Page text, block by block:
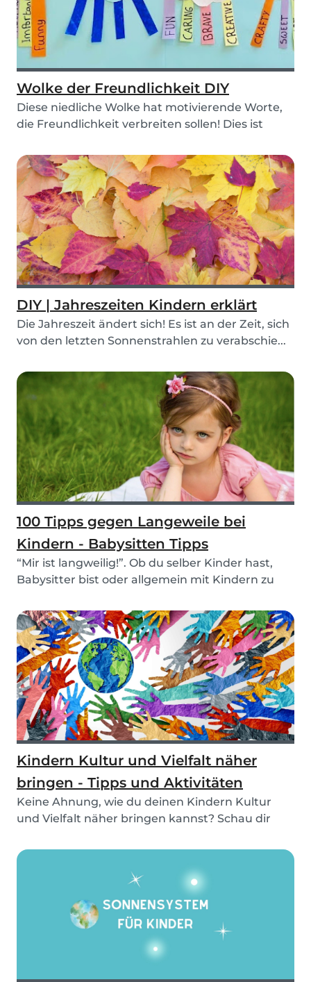
Wolke der Freundlichkeit DIY
Diese niedliche Wolke hat motivierende Worte,
die Freundlichkeit verbreiten sollen! Dies ist
DIY | Jahreszeiten Kindern erklärt
Die Jahreszeit ändert sich! Es ist an der Zeit, sich
von den letzten Sonnenstrahlen zu verabschie...
100 Tipps gegen Langeweile bei
Kindern - Babysitten Tipps
“Mir ist langweilig!”. Ob du selber Kinder hast,
Babysitter bist oder allgemein mit Kindern zu
Kindern Kultur und Vielfalt näher
bringen - Tipps und Aktivitäten
Keine Ahnung, wie du deinen Kindern Kultur
und Vielfalt näher bringen kannst? Schau dir